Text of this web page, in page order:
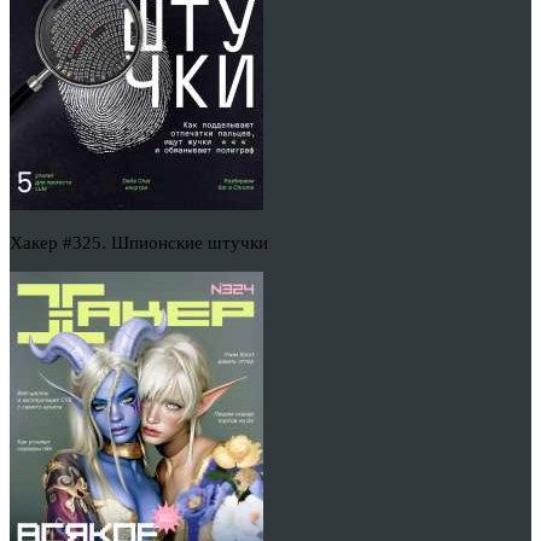
Хакер #325. Шпионские штучки